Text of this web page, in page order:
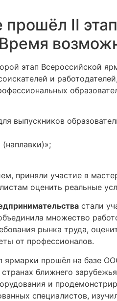
II
этап Всероссийской
и
выпускников
приняли участие в
оценить реальные
стали
множество
рынка труда,
от профессионалов.
ярмарки прошёл на базе
ближнего
и
специалистов,